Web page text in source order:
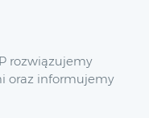
rozwiązujemy
oraz informujemy